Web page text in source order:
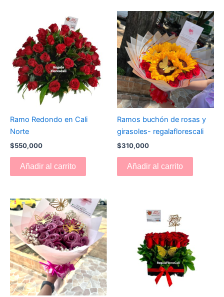
Ramo Redondo en Cali
Norte
$550,000
Añadir al carrito
Ramos buchón de rosas y
girasoles- regalaflorescali
$310,000
Añadir al carrito